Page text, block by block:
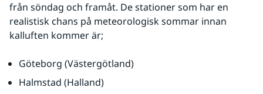
från söndag och framåt. De stationer som har en
realistisk chans på meteorologisk sommar innan
kalluften kommer är;
Göteborg (Västergötland)
Halmstad (Halland)